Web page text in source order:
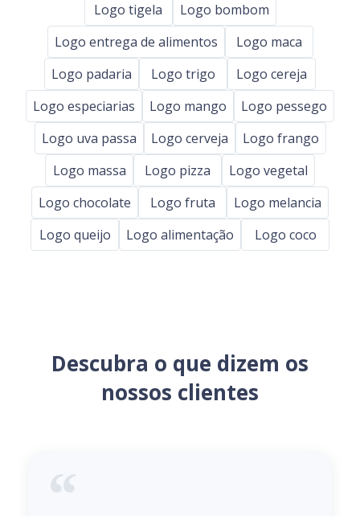
Logo tigela
Logo bombom
Logo entrega de alimentos
Logo maca
Logo padaria
Logo trigo
Logo cereja
Logo especiarias
Logo mango
Logo pessego
Logo uva passa
Logo cerveja
Logo frango
Logo massa
Logo pizza
Logo vegetal
Logo chocolate
Logo fruta
Logo melancia
Logo queijo
Logo alimentação Logo coco
Descubra o que dizem os
nossos clientes